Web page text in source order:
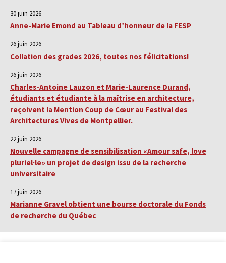
30 juin 2026
Anne-Marie Emond au Tableau d’honneur de la FESP
26 juin 2026
Collation des grades 2026, toutes nos félicitations!
26 juin 2026
Charles-Antoine Lauzon et Marie-Laurence Durand,
étudiants et étudiante à la maîtrise en architecture,
reçoivent la Mention Coup de Cœur au Festival des
Architectures Vives de Montpellier.
22 juin 2026
Nouvelle campagne de sensibilisation «Amour safe, love
pluriel·le» un projet de design issu de la recherche
universitaire
17 juin 2026
Marianne Gravel obtient une bourse doctorale du Fonds
de recherche du Québec